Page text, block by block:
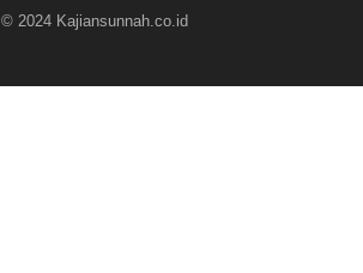
© 2024 Kajiansunnah.co.id